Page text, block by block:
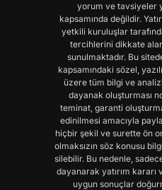
yorum ve tavsiyeler
kapsamında değildir.
yetkili kuruluşlar
tercihlerini dikkate
sunulmaktadır. Bu
kapsamındaki sözel,
üzere tüm bilgi ve
dayanak oluşturması
teminat, garanti
edinilmesi amacıyla
hiçbir şekil ve surette ön
olmaksızın söz konusu
silebilir. Bu nedenle,
dayanarak yatırım
uygun sonuçlar